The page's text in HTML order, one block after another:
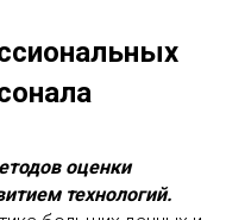
оценки
технологий.